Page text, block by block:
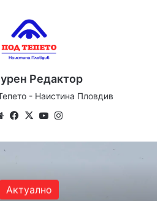
Редактор
- Наистина Пловдив
We
te
Fa
bo
X
Yo
ub ra
Актуално